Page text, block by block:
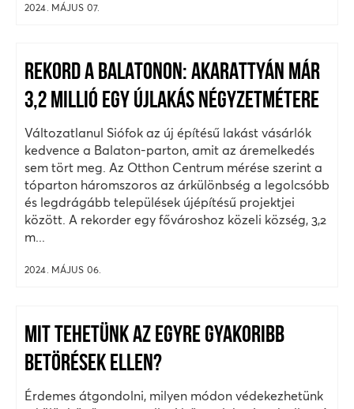
2024. MÁJUS 07.
REKORD A BALATONON: AKARATTYÁN MÁR
3,2 MILLIÓ EGY ÚJLAKÁS NÉGYZETMÉTERE
Változatlanul Siófok az új építésű lakást vásárlók
kedvence a Balaton-parton, amit az áremelkedés
sem tört meg. Az Otthon Centrum mérése szerint a
tóparton háromszoros az árkülönbség a legolcsóbb
és legdrágább települések újépítésű projektjei
között. A rekorder egy fővároshoz közeli község, 3,2
m...
2024. MÁJUS 06.
MIT TEHETÜNK AZ EGYRE GYAKORIBB
BETÖRÉSEK ELLEN?
Érdemes átgondolni, milyen módon védekezhetünk